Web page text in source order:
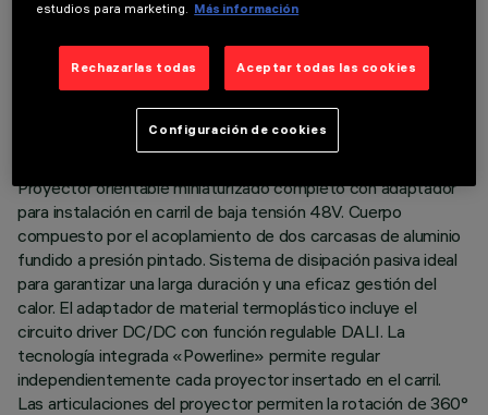
DATOS TÉCNICOS
ÚLTIMA ACTUALIZACIÓN: 07/08/2026
Proyector orientable miniaturizado completo con adaptador
para instalación en carril de baja tensión 48V. Cuerpo
compuesto por el acoplamiento de dos carcasas de aluminio
fundido a presión pintado. Sistema de disipación pasiva ideal
para garantizar una larga duración y una eficaz gestión del
calor. El adaptador de material termoplástico incluye el
circuito driver DC/DC con función regulable DALI. La
tecnología integrada «Powerline» permite regular
independientemente cada proyector insertado en el carril.
Las articulaciones del proyector permiten la rotación de 360°
estudios para marketing. Más información
Rechazarlas todas Aceptar todas las cookies
Configuración de cookies